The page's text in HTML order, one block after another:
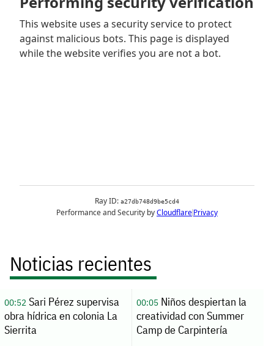
Noticias recientes
00:52Sari Pérez supervisa
obra hídrica en colonia La
Sierrita
00:05Niños despiertan la
creatividad con Summer
Camp de Carpintería